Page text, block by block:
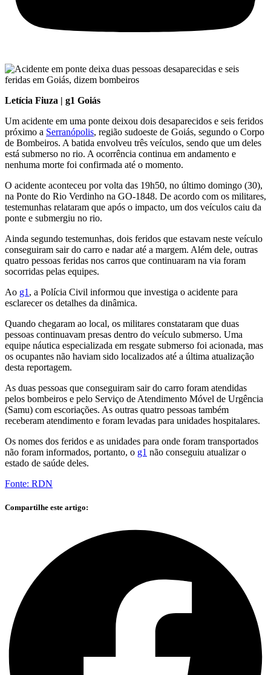
Letícia Fiuza | g1 Goiás
Um acidente em uma ponte deixou dois desaparecidos e seis feridos
próximo a Serranópolis, região sudoeste de Goiás, segundo o Corpo
de Bombeiros. A batida envolveu três veículos, sendo que um deles
está submerso no rio. A ocorrência continua em andamento e
nenhuma morte foi confirmada até o momento.
O acidente aconteceu por volta das 19h50, no último domingo (30),
na Ponte do Rio Verdinho na GO-1848. De acordo com os militares,
testemunhas relataram que após o impacto, um dos veículos caiu da
ponte e submergiu no rio.
Ainda segundo testemunhas, dois feridos que estavam neste veículo
conseguiram sair do carro e nadar até a margem. Além dele, outras
quatro pessoas feridas nos carros que continuaram na via foram
socorridas pelas equipes.
Ao g1 , a Polícia Civil informou que investiga o acidente para
esclarecer os detalhes da dinâmica.
Quando chegaram ao local, os militares constataram que duas
pessoas continuavam presas dentro do veículo submerso. Uma
equipe náutica especializada em resgate submerso foi acionada, mas
os ocupantes não haviam sido localizados até a última atualização
desta reportagem.
As duas pessoas que conseguiram sair do carro foram atendidas
pelos bombeiros e pelo Serviço de Atendimento Móvel de Urgência
(Samu) com escoriações. As outras quatro pessoas também
receberam atendimento e foram levadas para unidades hospitalares.
Os nomes dos feridos e as unidades para onde foram transportados
não foram informados, portanto, o g1 não conseguiu atualizar o
estado de saúde deles.
Fonte: RDN
Compartilhe este artigo: